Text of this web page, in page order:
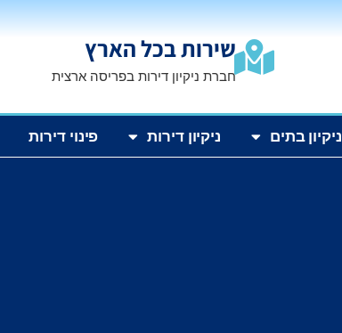
שירות בכל הארץ
חברת ניקיון דירות בפריסה ארצית
ניקיון בתים ניקיון דירות פינוי דירות